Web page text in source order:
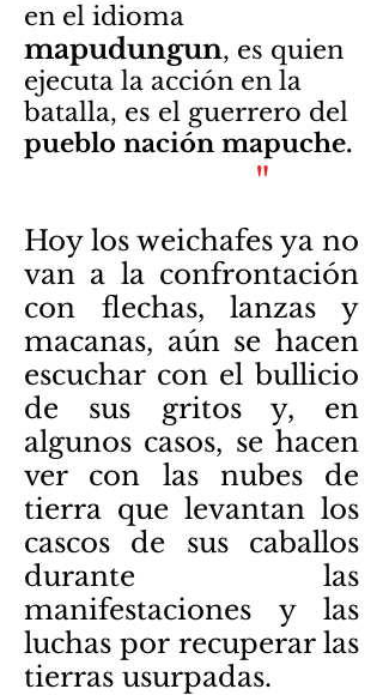
en el idioma
mapudungun, es quien
ejecuta la acción en la
batalla, es el guerrero del
pueblo nación mapuche.
"
Hoy los weichafes ya no
van a la confrontación
con flechas, lanzas y
macanas, aún se hacen
escuchar con el bullicio
de sus gritos y, en
algunos casos, se hacen
ver con las nubes de
tierra que levantan los
cascos de sus caballos
durante las
manifestaciones y las
luchas por recuperar las
tierras usurpadas.